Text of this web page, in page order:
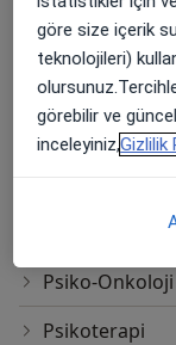
Metropolitan
MOCCA Testi
Moxo Dikkat
Panik
Psiko-Onkoloji
Psikoterapi
göre size içerik
teknolojileri)
görebilir ve
inceleyiniz,Gizlilik